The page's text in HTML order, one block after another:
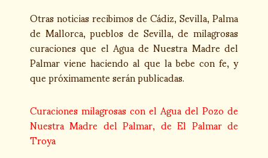
Otras noticias recibimos de Cádiz, Sevilla, Palma
de Mallorca, pueblos de Sevilla, de milagrosas
curaciones que el Agua de Nuestra Madre del
Palmar viene haciendo al que la bebe con fe, y
que próximamente serán publicadas.
Curaciones milagrosas con el Agua del Pozo de
Nuestra Madre del Palmar, de El Palmar de
Troya